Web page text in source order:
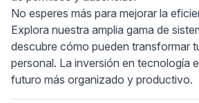
No esperes más para mejorar la
Explora nuestra amplia gama de
descubre cómo pueden transformar
personal. La inversión en tecnología
futuro más organizado y productivo.